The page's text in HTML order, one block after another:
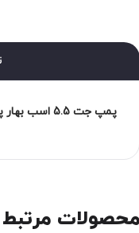
پمپ جت 5.5 اسب بهار پمپ
مرتبط